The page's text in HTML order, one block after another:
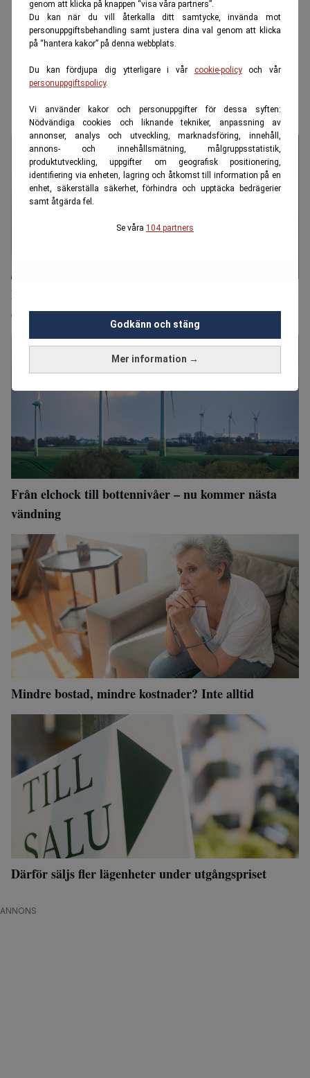
genom att klicka på knappen “visa våra partners”.
Du kan när du vill återkalla ditt samtycke, invända mot
personuppgiftsbehandling samt justera dina val genom att klicka
på “hantera kakor” på denna webbplats.
Du kan fördjupa dig ytterligare i vår cookie-policyoch vår
personuppgiftspolicy.
Vi använder kakor och personuppgifter för dessa syften:
Nödvändiga cookies och liknande tekniker, anpassning av
annonser, analys och utveckling, marknadsföring, innehåll,
annons- och innehållsmätning, målgruppsstatistik,
produktutveckling, uppgifter om geografisk positionering,
identifiering via enheten, lagring och åtkomst till information på en
enhet, säkerställa säkerhet, förhindra och upptäcka bedrägerier
samt åtgärda fel.
Se våra 104 partners
Mer information →
Godkänn och stäng
När två blir en: Det här kan avgöra din ekonomi
efter skilsmässan
Från elchock till bottennivåer – nu kommer nästa
vändning
Mindre bostad, mindre kostnader? Inte alltid
Därför säljs fler lägenheter under utgångspriset
ANNONS